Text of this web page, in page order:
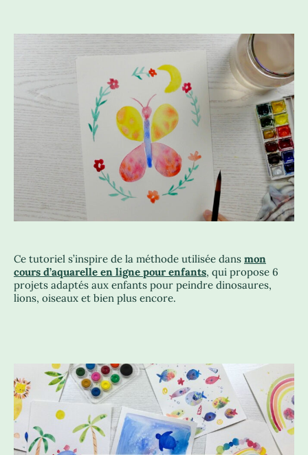
Ce tutoriel s’inspire de la méthode utilisée dans mon
cours d’aquarelle en ligne pour enfants, qui propose 6
projets adaptés aux enfants pour peindre dinosaures,
lions, oiseaux et bien plus encore.